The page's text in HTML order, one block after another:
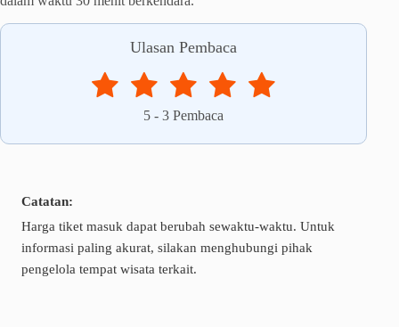
Ulasan Pembaca
5 -3 Pembaca
Catatan:
Harga tiket masuk dapat berubah sewaktu-waktu. Untuk
informasi paling akurat, silakan menghubungi pihak
pengelola tempat wisata terkait.